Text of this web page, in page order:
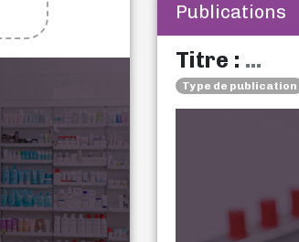
Publications
Titre : ...
Type de publication